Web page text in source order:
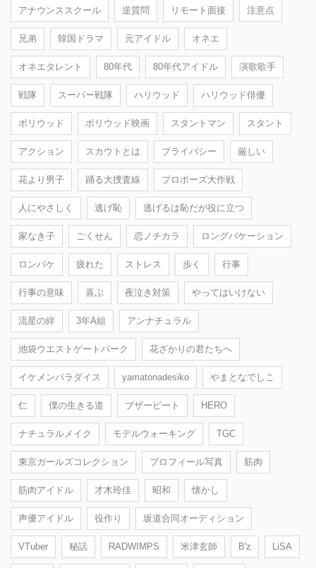
アナウンススクール 逆質問 リモート面接 注意点
兄弟 韓国ドラマ 元アイドル オネエ
オネエタレント 80年代 80年代アイドル 演歌歌手
戦隊 スーパー戦隊 ハリウッド ハリウッド俳優
ボリウッド ボリウッド映画 スタントマン スタント
アクション スカウトとは プライバシー 厳しい
花より男子 踊る大捜査線 プロポーズ大作戦
人にやさしく 逃げ恥 逃げるは恥だが役に立つ
家なき子 ごくせん 恋ノチカラ ロングバケーション
ロンバケ 疲れた ストレス 歩く 行事
行事の意味 喜ぶ 夜泣き対策 やってはいけない
流星の絆 3年A組 アンナチュラル
池袋ウエストゲートパーク 花ざかりの君たちへ
イケメンパラダイス yamatonadesiko やまとなでしこ
仁 僕の生きる道 ブザービート HERO
ナチュラルメイク モデルウォーキング TGC
東京ガールズコレクション プロフィール写真 筋肉
筋肉アイドル 才木玲佳 昭和 懐かし
声優アイドル 役作り 坂道合同オーディション
VTuber 秘話 RADWIMPS 米津玄師 B'z LiSA